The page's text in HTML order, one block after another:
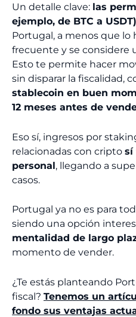
Un detalle clave: las
ejemplo, de BTC a USDT)
Portugal, a menos que lo
frecuente y se considere
Esto te permite hacer
sin disparar la fiscalidad,
stablecoin en buen
12 meses antes de
Eso sí, ingresos por
relacionadas con cripto sí
personal, llegando a
casos.
Portugal ya no es para
siendo una opción
mentalidad de largo
momento de vender.
¿Te estás planteando
fiscal? Tenemos un
fondo sus ventajas